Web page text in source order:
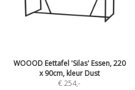
WOOOD Eettafel 'Silas' Essen, 220
x 90cm, kleur Dust
€ 254,-